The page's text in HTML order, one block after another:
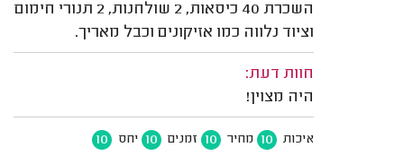
השכרת 40 כיסאות, 2 שולחנות, 2 תנורי חימום
וציוד נלווה כמו אזיקונים וכבל מאריך.
חוות דעת:
היה מצוין!
איכות 10 מחיר 10 זמנים 10 יחס 10